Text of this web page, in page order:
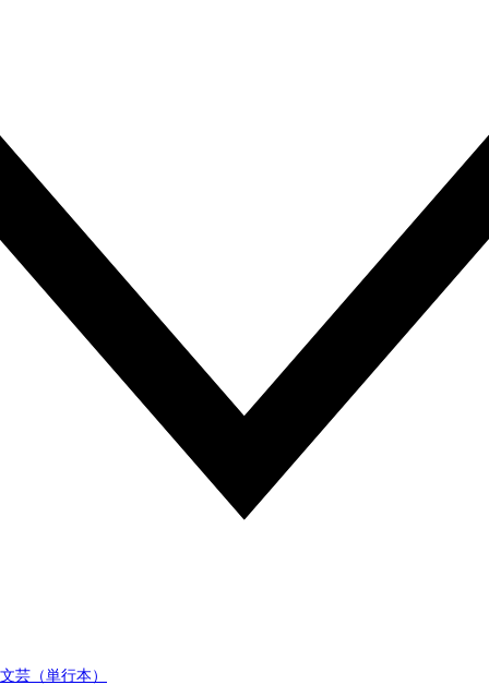
文芸（単行本）